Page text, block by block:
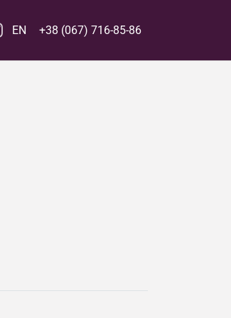
+38 (067) 716-85-86
EN